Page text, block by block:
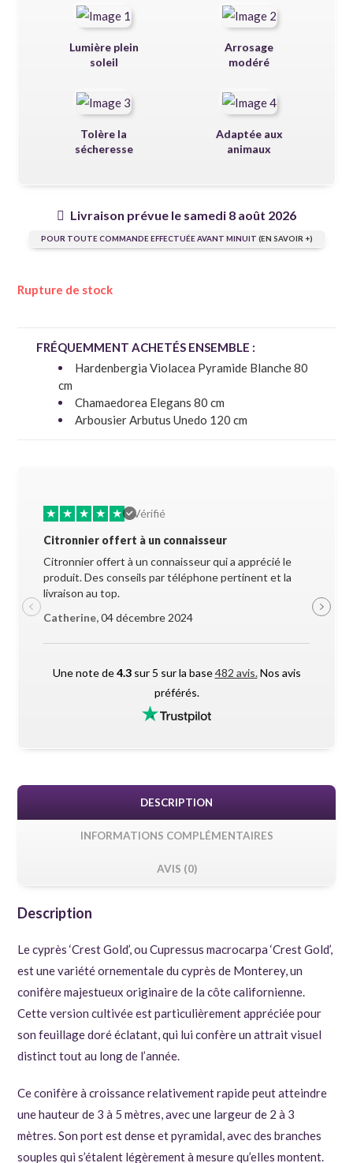
Lumière plein
soleil
Arrosage
modéré
Tolère la
sécheresse
Adaptée aux
animaux
Livraison prévue le samedi 8 août 2026
POUR TOUTE COMMANDE EFFECTUÉE AVANT MINUIT (EN SAVOIR +)
Rupture de stock
FRÉQUEMMENT ACHETÉS ENSEMBLE :
Hardenbergia Violacea Pyramide Blanche 80
cm
Chamaedorea Elegans 80 cm
Arbousier Arbutus Unedo 120 cm
★ ★ ★ ★ ★
Vérifié
Citronnier offert à un connaisseur
Citronnier offert à un connaisseur qui a apprécié le
produit. Des conseils par téléphone pertinent et la
livraison au top.
Catherine,04 décembre 2024
Une note de4.3sur 5 sur la base482 avis.Nos avis
préférés.
DESCRIPTION
INFORMATIONS COMPLÉMENTAIRES
AVIS (0)
Description
Le cyprès ‘Crest Gold’, ou Cupressus macrocarpa ‘Crest Gold’,
est une variété ornementale du cyprès de Monterey, un
conifère majestueux originaire de la côte californienne.
Cette version cultivée est particulièrement appréciée pour
son feuillage doré éclatant, qui lui confère un attrait visuel
distinct tout au long de l’année.
Ce conifère à croissance relativement rapide peut atteindre
une hauteur de 3 à 5 mètres, avec une largeur de 2 à 3
mètres. Son port est dense et pyramidal, avec des branches
souples qui s’étalent légèrement à mesure qu’elles montent.